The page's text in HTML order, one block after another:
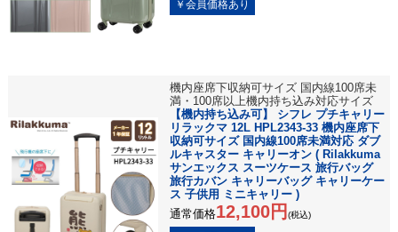
機内座席下収納可サイズ 国内線100席未
満・100席以上機内持ち込み対応サイズ
【機内持ち込み可】 シフレ プチキャリー
リラックマ 12L HPL2343-33 機内座席下
収納可サイズ 国内線100席未満対応 ダブ
ルキャスター キャリーオン ( Rilakkuma
サンエックス スーツケース 旅行バッグ
旅行カバン キャリーバッグ キャリーケー
ス 子供用 ミニキャリー )
通常価格12,100円 (税込)